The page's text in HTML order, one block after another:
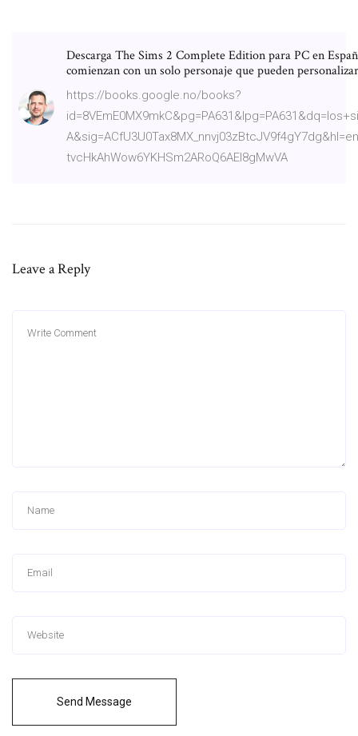
Descarga The Sims 2 Complete Edition para PC en
comienzan con un solo personaje que pueden
https://books.google.no/books?
tvcHkAhWow6YKHSm2ARoQ6AEI8gMwVA
Leave a Reply
Send Message